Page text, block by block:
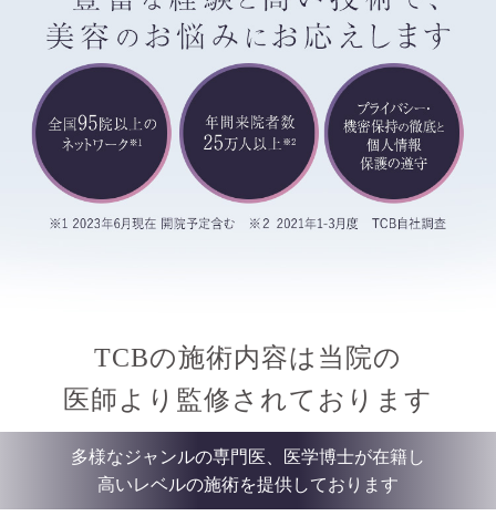
TCBの施術内容は当院の
医師より監修されております
多様なジャンルの専門医、医学博士が在籍し
高いレベルの施術を提供しております